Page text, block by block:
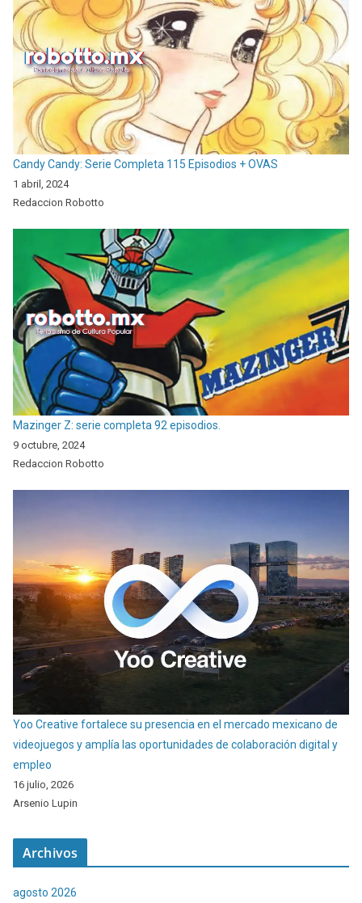
Candy Candy: Serie Completa 115 Episodios + OVAS
1 abril, 2024
Redaccion Robotto
Mazinger Z: serie completa 92 episodios.
9 octubre, 2024
Redaccion Robotto
Yoo Creative fortalece su presencia en el mercado mexicano de
videojuegos y amplía las oportunidades de colaboración digital y
empleo
16 julio, 2026
Arsenio Lupin
Archivos
agosto 2026